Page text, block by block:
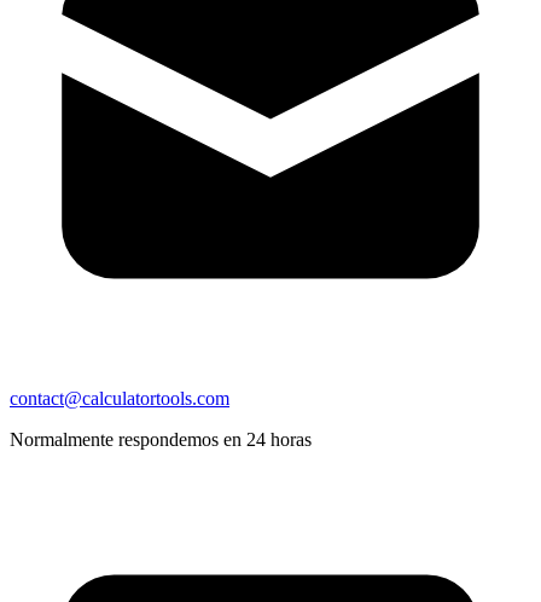
contact@calculatortools.com
Normalmente respondemos en 24 horas